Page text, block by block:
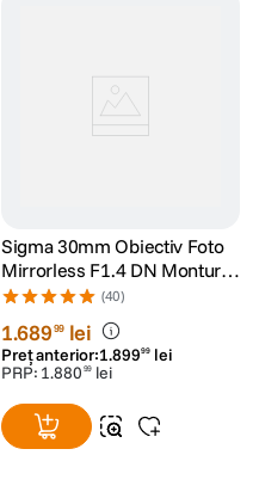
Sigma 30mm Obiectiv Foto
Mirrorless F1.4 DN Montura
Sony E
(40)
1.68999 lei
Preț anterior:1.89999 lei
PRP: 1.880 99 lei